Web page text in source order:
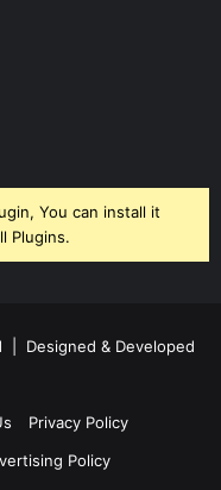
You can install it
Plugins.
| Designed & Developed
Privacy Policy
Policy